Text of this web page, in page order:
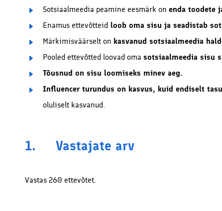
Sotsiaalmeedia peamine eesmärk on enda toodete
Enamus ettevõtteid loob oma sisu ja seadistab
Märkimisväärselt on kasvanud sotsiaalmeedia
Pooled ettevõtted loovad oma sotsiaalmeedia sisu
Tõusnud on sisu loomiseks minev aeg.
Influencer turundus on kasvus, kuid endiselt
oluliselt kasvanud.
1. Vastajate arv
Vastas 260 ettevõtet.